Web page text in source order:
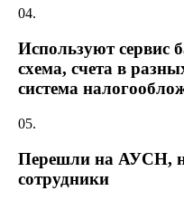
04.
Используют сервис
схема, счета в
система
05.
Перешли на АУСН,
сотрудники